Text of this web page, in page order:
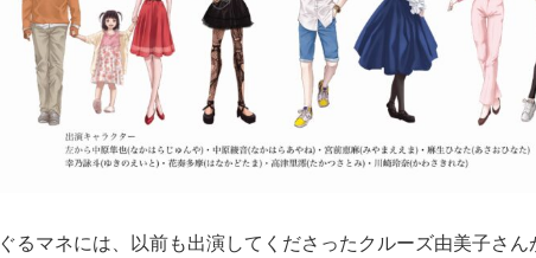
ぐるマネには、以前も出演してくださったクルーズ由美子さん